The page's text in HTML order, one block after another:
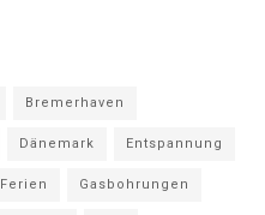
Bremerhaven
Dänemark Entspannung
Ferien Gasbohrungen